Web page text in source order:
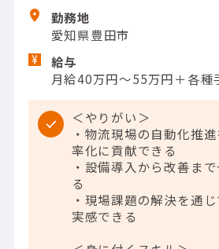
勤務地
愛知県豊田市
給与
月給40万円～55万円＋各種
＜やりがい＞
・物流現場の自動化推
率化に貢献できる
・設備導入から改善ま
る
・現場課題の解決を通
実感できる